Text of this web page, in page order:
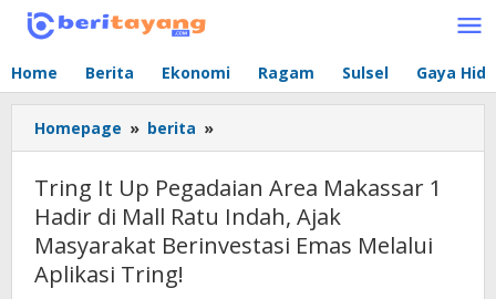
Lewati
Home Berita Ekonomi Ragam Sulsel Gaya
Homepage » berita »
It
Up
Pegadaian
Area
Makassar
Tring It Up Pegadaian Area Makassar 1
Hadir di Mall Ratu Indah, Ajak
Masyarakat Berinvestasi Emas Melalui
Aplikasi Tring!